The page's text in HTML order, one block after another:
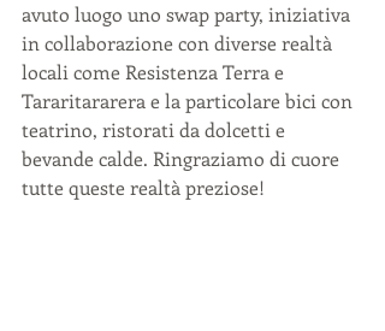
avuto luogo uno swap party, iniziativa
in collaborazione con diverse realtà
locali come Resistenza Terra e
Tararitararera e la particolare bici con
teatrino, ristorati da dolcetti e
bevande calde. Ringraziamo di cuore
tutte queste realtà preziose!